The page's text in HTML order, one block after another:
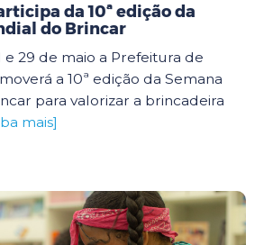
da 10ª edição da
do Brincar
e 29 de maio a Prefeitura de
a 10ª edição da Semana
para valorizar a brincadeira
mais]